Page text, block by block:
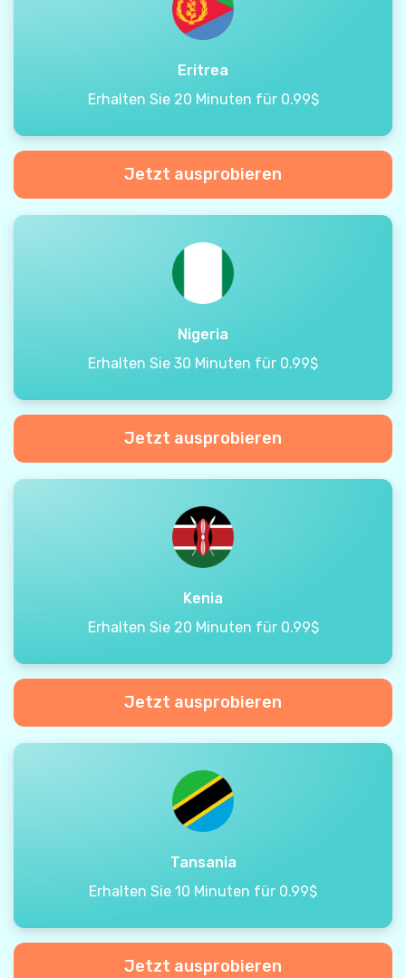
Eritrea
Erhalten Sie 20 Minuten für 0.99$
Jetzt ausprobieren
Nigeria
Erhalten Sie 30 Minuten für 0.99$
Jetzt ausprobieren
Kenia
Erhalten Sie 20 Minuten für 0.99$
Jetzt ausprobieren
Tansania
Erhalten Sie 10 Minuten für 0.99$
Jetzt ausprobieren